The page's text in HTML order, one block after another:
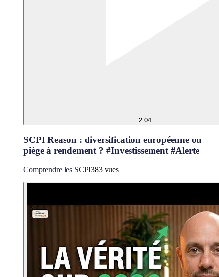
2:04
SCPI Reason : diversification européenne ou
piège à rendement ? #Investissement #Alerte
Comprendre les SCPI383 vues